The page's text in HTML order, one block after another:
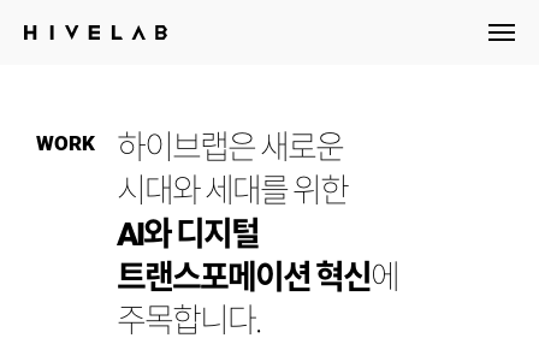
HIVELAB
WORK
하이브랩은 새로운
시대와 세대를 위한
AI와 디지털
트랜스포메이션 혁신에
주목합니다.